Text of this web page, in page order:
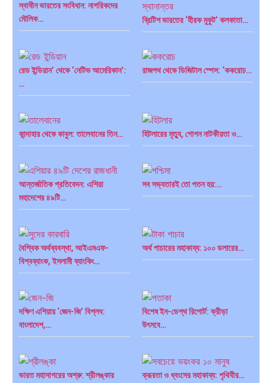
স্বাধীন ভারতের সংবিধান: নাগরিকদের
মৌলিক…
ব্রিটিশ ভারতের ‘হীরক মুকুট’ কলকাতা…
রেড ইন্ডিয়ান’ থেকে ‘নেটিভ আমেরিকান’:
…
রাজপথ থেকে ডিজিটাল স্পেস: ‘ককরোচ…
কান্দাহার থেকে কাবুল: তালেবানের তিন… হিটলারের মৃত্যু, গোপন নাটকীয়তা ও…
আন্তর্জাতিক প্রতিবেদন: এশিয়া
মহাদেশের ৪৯টি…
সব সভ্যতারই তো পতন হয়:…
বৈশ্বিক অর্থব্যবস্থা, আইএমএফ-
বিশ্বব্যাংক, ইসলামী ব্যাংকিং…
অর্থ পাচারের মহাকাব্য: ১০০ ডলারের…
দক্ষিণ এশিয়ায় ‘জেন-জি’ বিপ্লব:
বাংলাদেশ,…
বিশেষ ইন-ডেপ্থ রিপোর্ট: ক্রীড়া
উৎসবে…
ভারত মহাসাগরের অশ্রু: শ্রীলঙ্কার
ক্রূরতা ও ধ্বংসের মহাকাব্য: পৃথিবীর…